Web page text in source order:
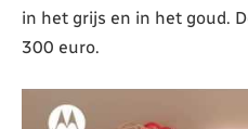
in het grijs en in het goud.
300 euro.